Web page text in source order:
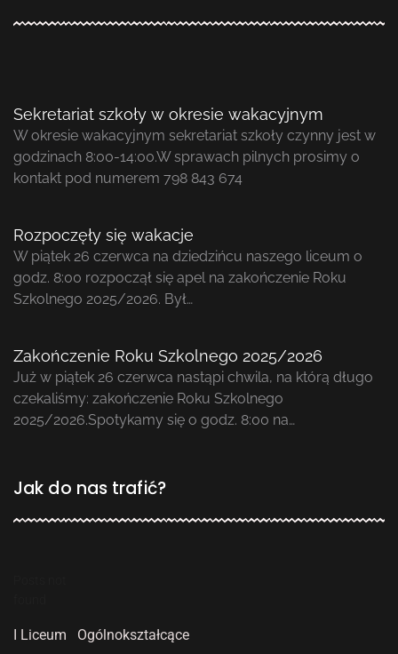
Sekretariat szkoły w okresie wakacyjnym
W okresie wakacyjnym sekretariat szkoły czynny jest w
godzinach 8:00-14:00.W sprawach pilnych prosimy o
kontakt pod numerem 798 843 674
Rozpoczęły się wakacje
W piątek 26 czerwca na dziedzińcu naszego liceum o
godz. 8:00 rozpoczął się apel na zakończenie Roku
Szkolnego 2025/2026. Był…
Zakończenie Roku Szkolnego 2025/2026
Już w piątek 26 czerwca nastąpi chwila, na którą długo
czekaliśmy: zakończenie Roku Szkolnego
2025/2026.Spotykamy się o godz. 8:00 na…
Jak do nas trafić?
I Liceum Ogólnokształcące